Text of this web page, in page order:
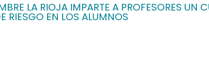
LA RIOJA IMPARTE A PROFESORES UN
RIESGO EN LOS ALUMNOS